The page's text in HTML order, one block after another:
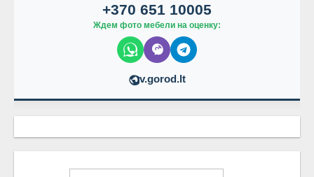
+370 651 10005
Ждем фото мебели на оценку:
v.gorod.lt